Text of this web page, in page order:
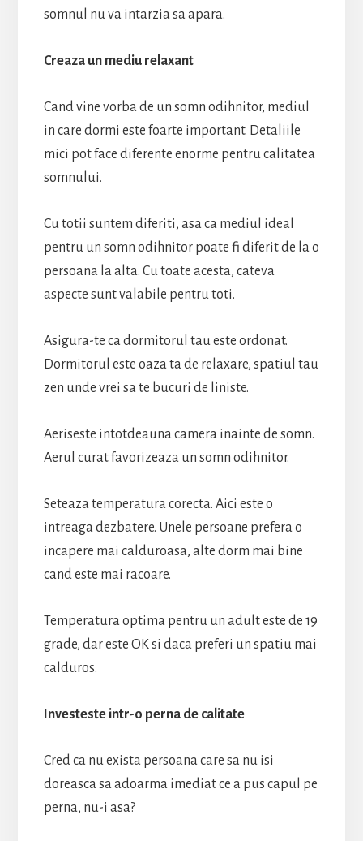
somnul nu va intarzia sa apara.
Creaza un mediu relaxant
Cand vine vorba de un somn odihnitor, mediul
in care dormi este foarte important. Detaliile
mici pot face diferente enorme pentru calitatea
somnului.
Cu totii suntem diferiti, asa ca mediul ideal
pentru un somn odihnitor poate fi diferit de la o
persoana la alta. Cu toate acesta, cateva
aspecte sunt valabile pentru toti.
Asigura-te ca dormitorul tau este ordonat.
Dormitorul este oaza ta de relaxare, spatiul tau
zen unde vrei sa te bucuri de liniste.
Aeriseste intotdeauna camera inainte de somn.
Aerul curat favorizeaza un somn odihnitor.
Seteaza temperatura corecta. Aici este o
intreaga dezbatere. Unele persoane prefera o
incapere mai calduroasa, alte dorm mai bine
cand este mai racoare.
Temperatura optima pentru un adult este de 19
grade, dar este OK si daca preferi un spatiu mai
calduros.
Investeste intr-o perna de calitate
Cred ca nu exista persoana care sa nu isi
doreasca sa adoarma imediat ce a pus capul pe
perna, nu-i asa?